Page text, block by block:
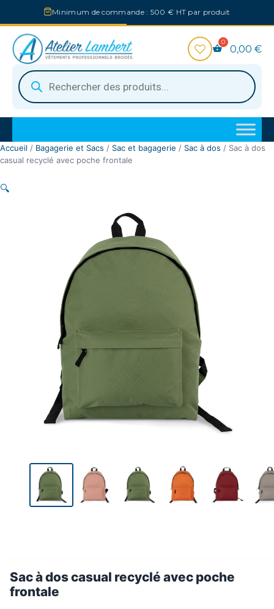
au
contenu
Minimum de commande : 500 € HT par produit
Recherche
de
produits
0,00 €
Accueil / Bagagerie et Sacs / Sac et bagagerie / Sac à dos / Sac à dos
casual recyclé avec poche frontale
🔍
Sac à dos casual recyclé avec poche
frontale